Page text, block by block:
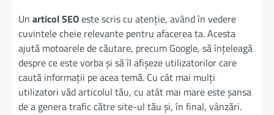
Un articol SEOeste scris cu atenție, având în vedere
cuvintele cheie relevante pentru afacerea ta. Acesta
ajută motoarele de căutare, precum Google, să înțeleagă
despre ce este vorba și să îl afișeze utilizatorilor care
caută informații pe acea temă. Cu cât mai mulți
utilizatori văd articolul tău, cu atât mai mare este șansa
de a genera trafic către site-ul tău și, în final, vânzări.